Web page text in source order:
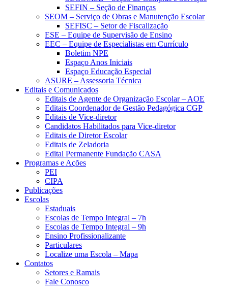
SEFIN – Seção de Finanças
SEOM – Serviço de Obras e Manutenção Escolar
SEFISC – Setor de Fiscalização
ESE – Equipe de Supervisão de Ensino
EEC – Equipe de Especialistas em Currículo
Boletim NPE
Espaço Anos Iniciais
Espaço Educação Especial
ASURE – Assessoria Técnica
Editais e Comunicados
Editais de Agente de Organização Escolar – AOE
Editais Coordenador de Gestão Pedagógica CGP
Editais de Vice-diretor
Candidatos Habilitados para Vice-diretor
Editais de Diretor Escolar
Editais de Zeladoria
Edital Permanente Fundação CASA
Programas e Ações
PEI
CIPA
Publicações
Escolas
Estaduais
Escolas de Tempo Integral – 7h
Escolas de Tempo Integral – 9h
Ensino Profissionalizante
Particulares
Localize uma Escola – Mapa
Contatos
Setores e Ramais
Fale Conosco